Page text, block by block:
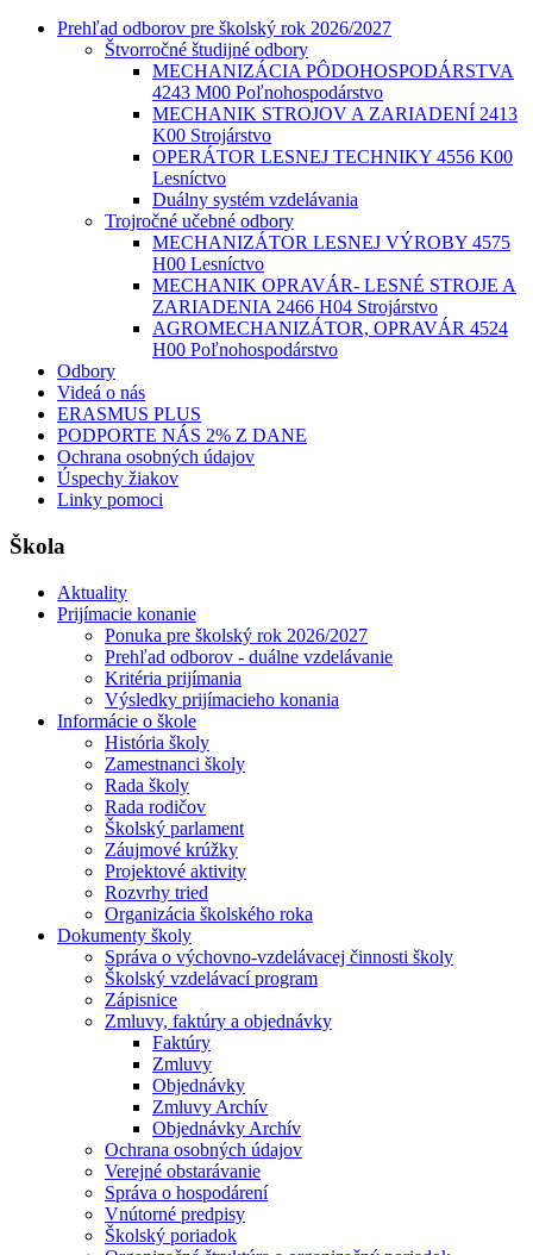
Prehľad odborov pre školský rok 2026/2027
Štvorročné študijné odbory
MECHANIZÁCIA PÔDOHOSPODÁRSTVA
4243 M00 Poľnohospodárstvo
MECHANIK STROJOV A ZARIADENÍ 2413
K00 Strojárstvo
OPERÁTOR LESNEJ TECHNIKY 4556 K00
Lesníctvo
Duálny systém vzdelávania
Trojročné učebné odbory
MECHANIZÁTOR LESNEJ VÝROBY 4575
H00 Lesníctvo
MECHANIK OPRAVÁR- LESNÉ STROJE A
ZARIADENIA 2466 H04 Strojárstvo
AGROMECHANIZÁTOR, OPRAVÁR 4524
H00 Poľnohospodárstvo
Odbory
Videá o nás
ERASMUS PLUS
PODPORTE NÁS 2% Z DANE
Ochrana osobných údajov
Úspechy žiakov
Linky pomoci
Škola
Aktuality
Prijímacie konanie
Ponuka pre školský rok 2026/2027
Prehľad odborov - duálne vzdelávanie
Kritéria prijímania
Výsledky prijímacieho konania
Informácie o škole
História školy
Zamestnanci školy
Rada školy
Rada rodičov
Školský parlament
Záujmové krúžky
Projektové aktivity
Rozvrhy tried
Organizácia školského roka
Dokumenty školy
Správa o výchovno-vzdelávacej činnosti školy
Školský vzdelávací program
Zápisnice
Zmluvy, faktúry a objednávky
Faktúry
Zmluvy
Objednávky
Zmluvy Archív
Objednávky Archív
Ochrana osobných údajov
Verejné obstarávanie
Správa o hospodárení
Vnútorné predpisy
Školský poriadok